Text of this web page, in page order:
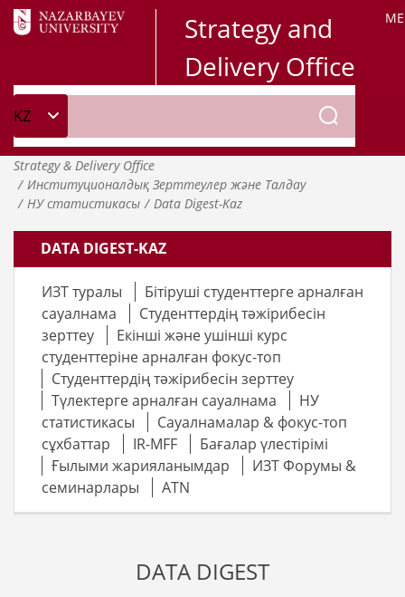
Strategy and
Delivery Office
Strategy & Delivery Office
Институционалдық Зерттеулер және Талдау
НУ статистикасы
Data Digest-Kaz
DATA DIGEST-KAZ
ИЗТ туралы
Бітіруші студенттерге арналған
сауалнама
Студенттердің тәжірибесін
зерттеу
Екінші және ушінші курс
студенттеріне арналған фокус-топ
Студенттердің тәжірибесін зерттеу
Түлектерге арналған сауалнама
НУ
статистикасы
Сауалнамалар & фокус-топ
сұхбаттар
IR-MFF
Бағалар үлестірімі
Ғылыми жарияланымдар
ИЗТ Форумы &
семинарлары
ATN
DATA DIGEST